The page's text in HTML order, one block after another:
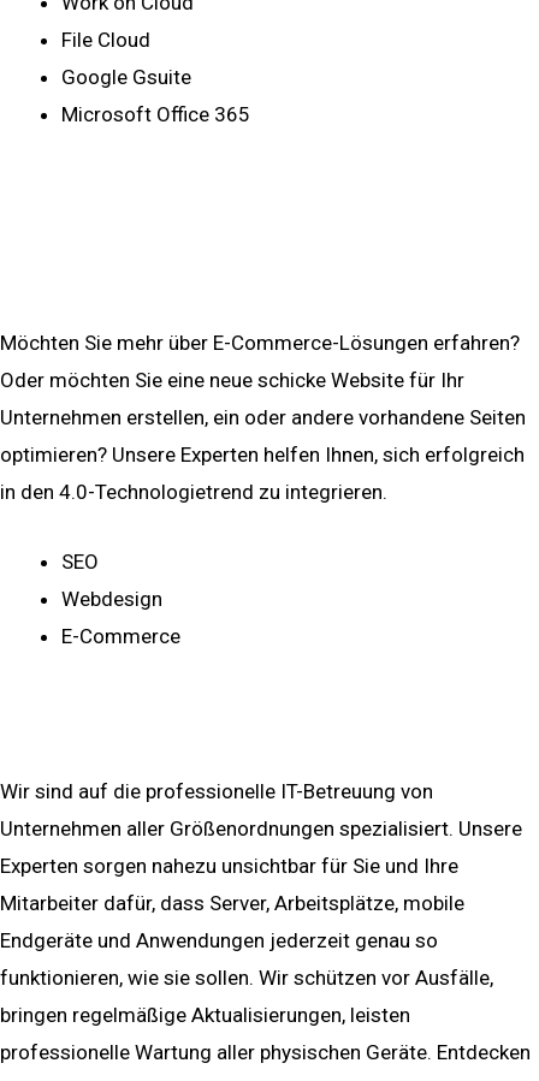
File Cloud
Google Gsuite
Microsoft Office 365
Möchten Sie mehr über E-Commerce-Lösungen erfahren?
Oder möchten Sie eine neue schicke Website für Ihr
Unternehmen erstellen, ein oder andere vorhandene Seiten
optimieren? Unsere Experten helfen Ihnen, sich erfolgreich
in den 4.0-Technologietrend zu integrieren.
SEO
Webdesign
E-Commerce
Wir sind auf die professionelle IT-Betreuung von
Unternehmen aller Größenordnungen spezialisiert. Unsere
Experten sorgen nahezu unsichtbar für Sie und Ihre
Mitarbeiter dafür, dass Server, Arbeitsplätze, mobile
Endgeräte und Anwendungen jederzeit genau so
funktionieren, wie sie sollen. Wir schützen vor Ausfälle,
bringen regelmäßige Aktualisierungen, leisten
professionelle Wartung aller physischen Geräte. Entdecken